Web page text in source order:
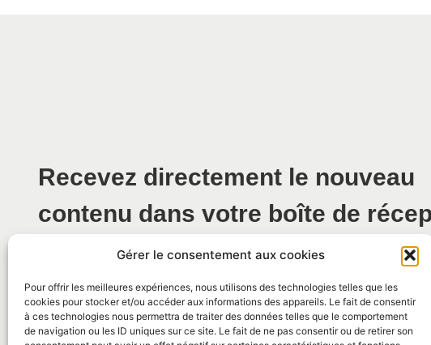
Gérer le consentement aux cookies
Pour offrir les meilleures expériences, nous utilisons des technologies telles que les
cookies pour stocker et/ou accéder aux informations des appareils. Le fait de consentir
à ces technologies nous permettra de traiter des données telles que le comportement
de navigation ou les ID uniques sur ce site. Le fait de ne pas consentir ou de retirer son
Recevez directement le nouveau
contenu dans votre boîte de